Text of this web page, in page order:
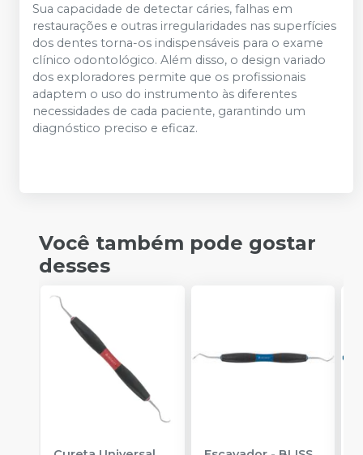
Sua capacidade de detectar cáries, falhas em
restaurações e outras irregularidades nas superfícies
dos dentes torna-os indispensáveis para o exame
clínico odontológico. Além disso, o design variado
dos exploradores permite que os profissionais
adaptem o uso do instrumento às diferentes
necessidades de cada paciente, garantindo um
diagnóstico preciso e eficaz.
Você também pode gostar
desses